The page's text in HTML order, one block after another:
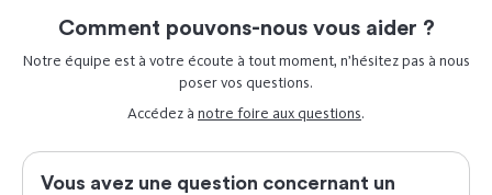
Comment pouvons-nous vous aider ?
Notre équipe est à votre écoute à tout moment, n’hésitez pas à nous
poser vos questions.
Accédez à notre foire aux questions.
Vous avez une question concernant un